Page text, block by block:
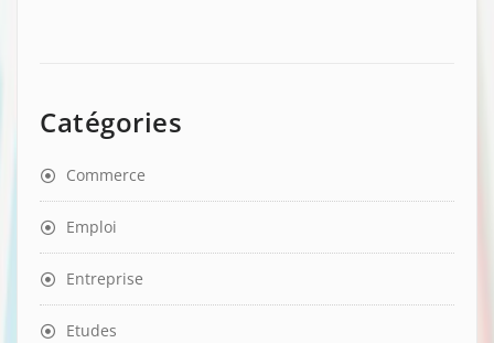
Catégories
Commerce
Emploi
Entreprise
Etudes